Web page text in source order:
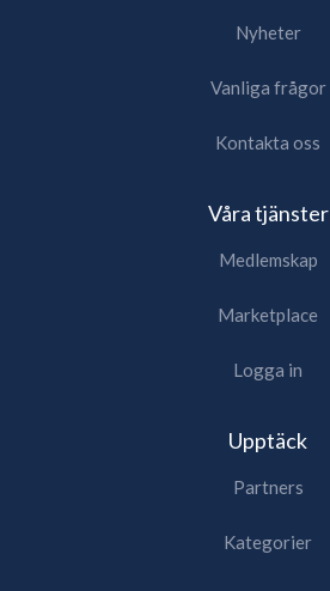
Nyheter
Vanliga frågor
Kontakta oss
Våra tjänster
Medlemskap
Marketplace
Logga in
Upptäck
Partners
Kategorier